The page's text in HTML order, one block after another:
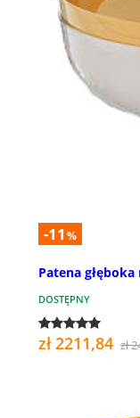
-11 %
Patena
DOSTĘPNY
zł 2211,84 zł